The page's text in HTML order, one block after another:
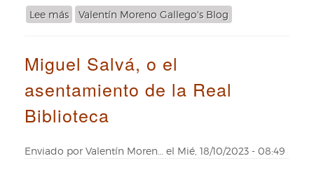
RB:
un
en
cualificación
biblioteconómica
Lee mássobre
impulsor
de
Índices
Valentín Moreno Gallego's Blog
Miguel Salvá, o el
asentamiento de la Real
Biblioteca
Enviado por Valentín Moren… el Mié, 18/10/2023 - 08:49